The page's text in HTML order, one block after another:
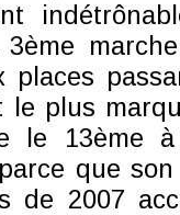
places
le plus
le 13ème
que
de 2007